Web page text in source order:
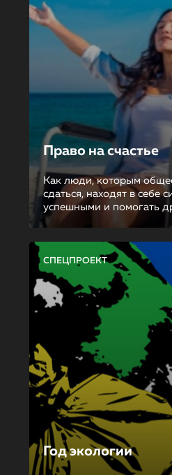
Право на счастье
Как люди, которым
сдаться, находят в себе
успешными и помогать
СПЕЦПРОЕКТ
Год экологии